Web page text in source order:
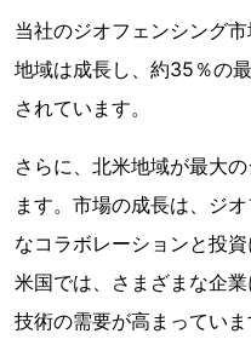
当社のジオフェンシング
地域は成長し、約35％の
されています。
さらに、北米地域が最大
ます。市場の成長は、ジ
なコラボレーションと投
米国では、さまざまな企
技術の需要が高まってい